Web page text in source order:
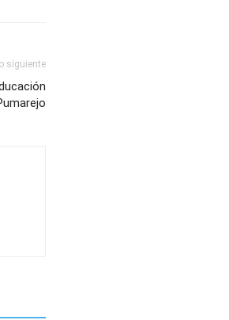
siguiente